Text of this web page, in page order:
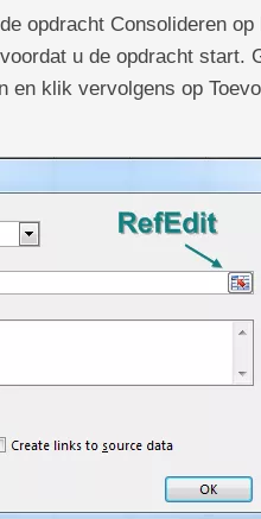
opdracht Consolideren
u de opdracht start.
en klik vervolgens op